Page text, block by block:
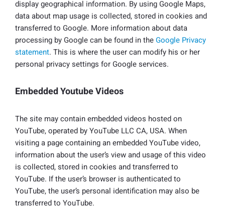
display geographical information. By using Google Maps,
data about map usage is collected, stored in cookies and
transferred to Google. More information about data
processing by Google can be found in theGoogle Privacy
statement. This is where the user can modify his or her
personal privacy settings for Google services.
Embedded Youtube Videos
The site may contain embedded videos hosted on
YouTube, operated by YouTube LLC CA, USA. When
visiting a page containing an embedded YouTube video,
information about the user’s view and usage of this video
is collected, stored in cookies and transferred to
YouTube. If the user’s browser is authenticated to
YouTube, the user’s personal identification may also be
transferred to YouTube.